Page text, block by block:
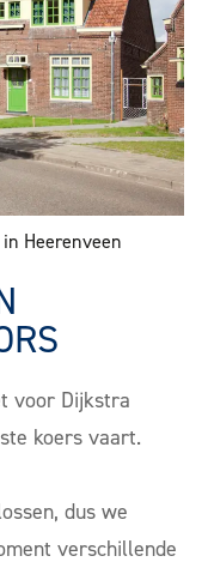
Heerenveen
voor Dijkstra
koers vaart.
dus we
verschillende